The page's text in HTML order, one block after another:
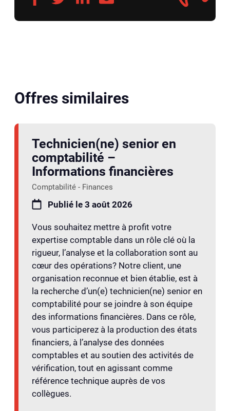
Offres similaires
Technicien(ne) senior en
comptabilité –
Informations financières
Comptabilité - Finances
Publié le 3 août 2026
Vous souhaitez mettre à profit votre
expertise comptable dans un rôle clé où la
rigueur, l’analyse et la collaboration sont au
cœur des opérations? Notre client, une
organisation reconnue et bien établie, est à
la recherche d’un(e) technicien(ne) senior en
comptabilité pour se joindre à son équipe
des informations financières. Dans ce rôle,
vous participerez à la production des états
financiers, à l’analyse des données
comptables et au soutien des activités de
vérification, tout en agissant comme
référence technique auprès de vos
collègues.